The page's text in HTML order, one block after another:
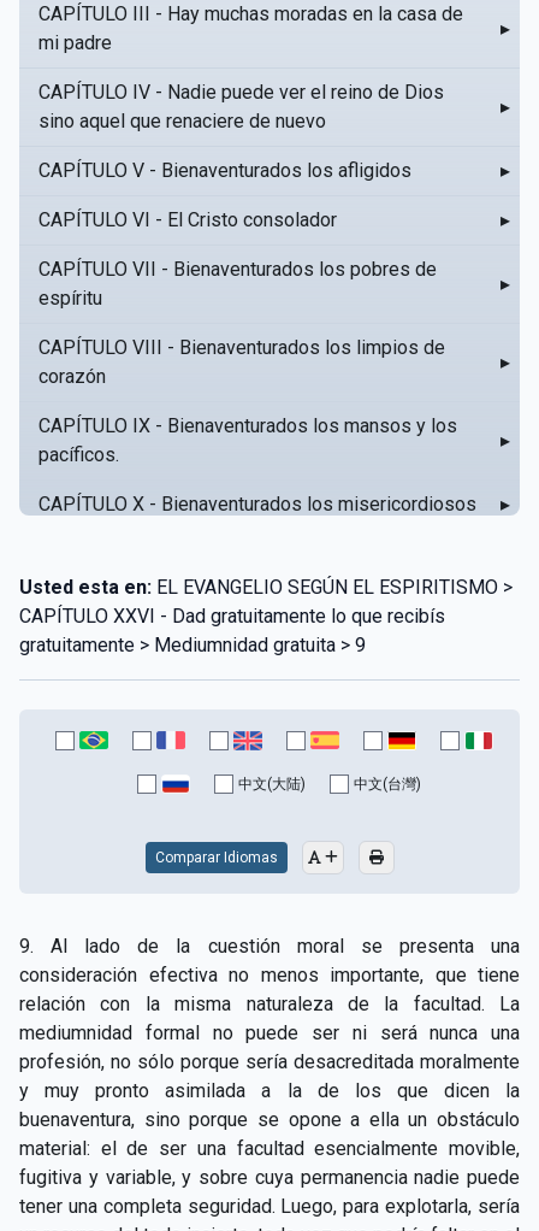
CAPÍTULO III - Hay muchas moradas en la casa de
mi padre
▸
CAPÍTULO IV - Nadie puede ver el reino de Dios
sino aquel que renaciere de nuevo
▸
CAPÍTULO V - Bienaventurados los afligidos ▸
CAPÍTULO VI - El Cristo consolador ▸
CAPÍTULO VII - Bienaventurados los pobres de
espíritu
▸
CAPÍTULO VIII - Bienaventurados los limpios de
corazón
▸
CAPÍTULO IX - Bienaventurados los mansos y los
pacíficos.
▸
CAPÍTULO X - Bienaventurados los misericordiosos ▸
CAPÍTULO XII - Amad a vuestros enemigos
CAPÍTULO XIII - No sepa tu izquierda lo que hace tu
derecha
CAPÍTULO XIV - Honra a tu padre y a tu madre
CAPÍTULO XV - Sin caridad no hay salvación
CAPÍTULO XVIII - Muchos son los llamados y pocos
los escogidos
▸
CAPÍTULO XIX - La fe transporta las montañas ▸
CAPÍTULO XX - Los obreros de la última hora ▸
CAPÍTULO XXI - Habrá falsos Cristos y falsos
profetas
▸
CAPÍTULO XXII - No separéis lo que Dios ha unido ▸
Usted esta en: EL EVANGELIO SEGÚN EL ESPIRITISMO >
CAPÍTULO XXVI - Dad gratuitamente lo que recibís
gratuitamente > Mediumnidad gratuita > 9
中文(大陆) 中文(台灣)
Comparar Idiomas
9. Al lado de la cuestión moral se presenta una
consideración efectiva no menos importante, que tiene
relación con la misma naturaleza de la facultad. La
mediumnidad formal no puede ser ni será nunca una
profesión, no sólo porque sería desacreditada moralmente
y muy pronto asimilada a la de los que dicen la
buenaventura, sino porque se opone a ella un obstáculo
material: el de ser una facultad esencialmente movible,
fugitiva y variable, y sobre cuya permanencia nadie puede
tener una completa seguridad. Luego, para explotarla, sería